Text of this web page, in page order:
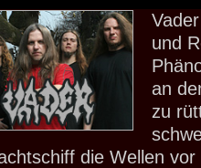
und
an
zu
die Wellen